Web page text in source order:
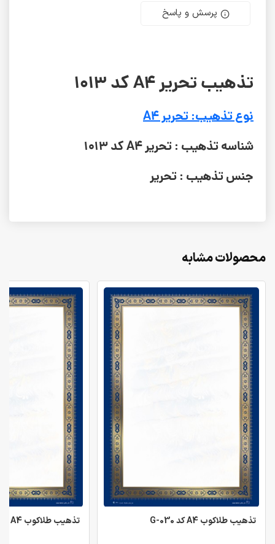
پرسش و پاسخ
تذهیب تحریر A4 کد 1013
نوع تذهیب: تحریر A4
شناسه تذهیب : تحریر A4 کد 1013
جنس تذهیب : تحریر
محصولات مشابه
تذهیب طلاکوب A4 کد G-030 تذهیب طلاکوب A4 کد G-030